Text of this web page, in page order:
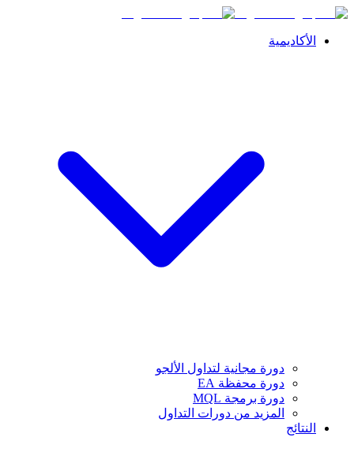
الأكاديمية
دورة مجانية لتداول الألجو
دورة محفظة EA
دورة برمجة MQL
المزيد من دورات التداول
النتائج